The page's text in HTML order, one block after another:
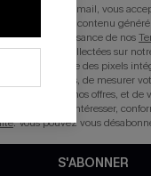
votre adresse e-mail, vous
(y compris du contenu
pris connaissance de nos
les données collectées sur
suivi, telles que des pixels
ci ont été ouverts, de mesurer
contenus et nos offres, et
de vous intéresser,
. Vous pouvez vous
S'ABONNER